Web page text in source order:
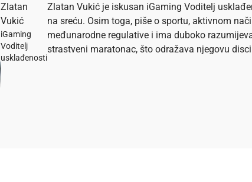
Zlatan
Vukić
iGaming
Voditelj
usklađenosti
Zlatan Vukić je iskusan iGaming Voditelj
na sreću. Osim toga, piše o sportu, aktivnom
međunarodne regulative i ima duboko
strastveni maratonac, što odražava njegovu